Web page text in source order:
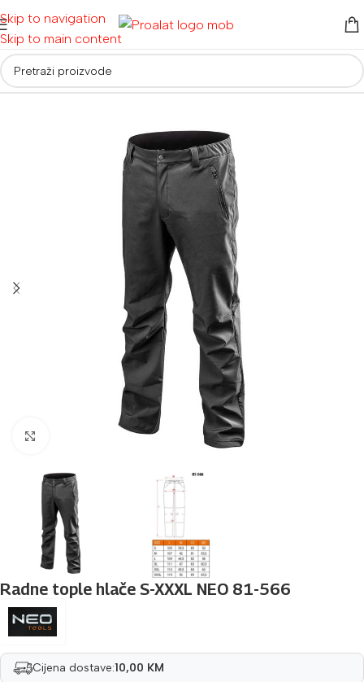
Skip to navigation
Skip to main content
Početna/ Radna odjeća i obuća
Radne tople hlače S-XXXL NEO 81-566
Cijena dostave:10,00 KM